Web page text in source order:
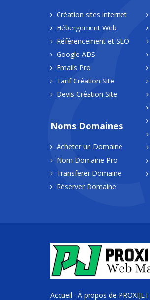
Création sites internet
Hébergement Web
Référencement et SEO
Google ADS
Emails Pro
Tarif Création Site
Devis Création Site
Noms Domaines
Acheter un Domaine
Nom Domaine Pro
Transferer Domaine
Réserver Domaine
Accueil · À propos de PROXIJET